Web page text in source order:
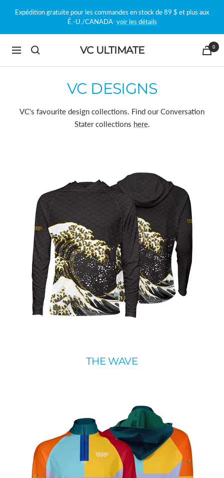
Expédition gratuite pour les commandes en stock de 89 $ et plus aux
É.-U./CANADA voir les détails
Navigation VC ULTIMATE 0
VC DESIGNS
VC's favourite design collections. Find our Conversation
Stater collections here.
THE WAVE